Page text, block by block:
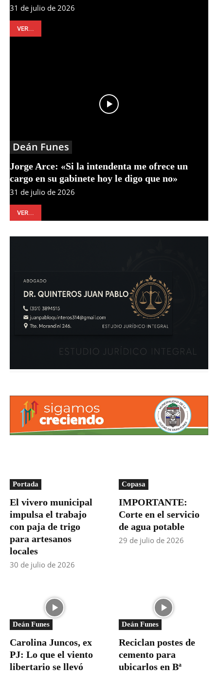
31 de julio de 2026
VER...
Deán Funes
Jorge Arce: «Si la intendenta me ofrece un
cargo en su gabinete hoy le digo que no»
31 de julio de 2026
VER...
Portada
El vivero municipal
impulsa el trabajo
con paja de trigo
para artesanos
locales
30 de julio de 2026
Copasa
IMPORTANTE:
Corte en el servicio
de agua potable
29 de julio de 2026
Deán Funes
Carolina Juncos, ex
PJ: Lo que el viento
libertario se llevó
Deán Funes
Reciclan postes de
cemento para
ubicarlos en Bª